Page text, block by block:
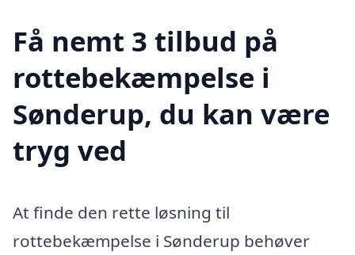
Få nemt 3 tilbud på
rottebekæmpelse i
Sønderup, du kan være
tryg ved
At finde den rette løsning til
rottebekæmpelse i Sønderup behøver